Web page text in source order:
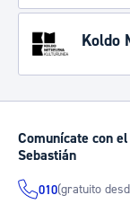
Koldo
Comunícate con
Sebastián
010(gratuito